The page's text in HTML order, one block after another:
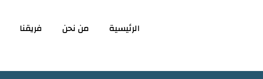
الرئيسية من نحن فريقنا